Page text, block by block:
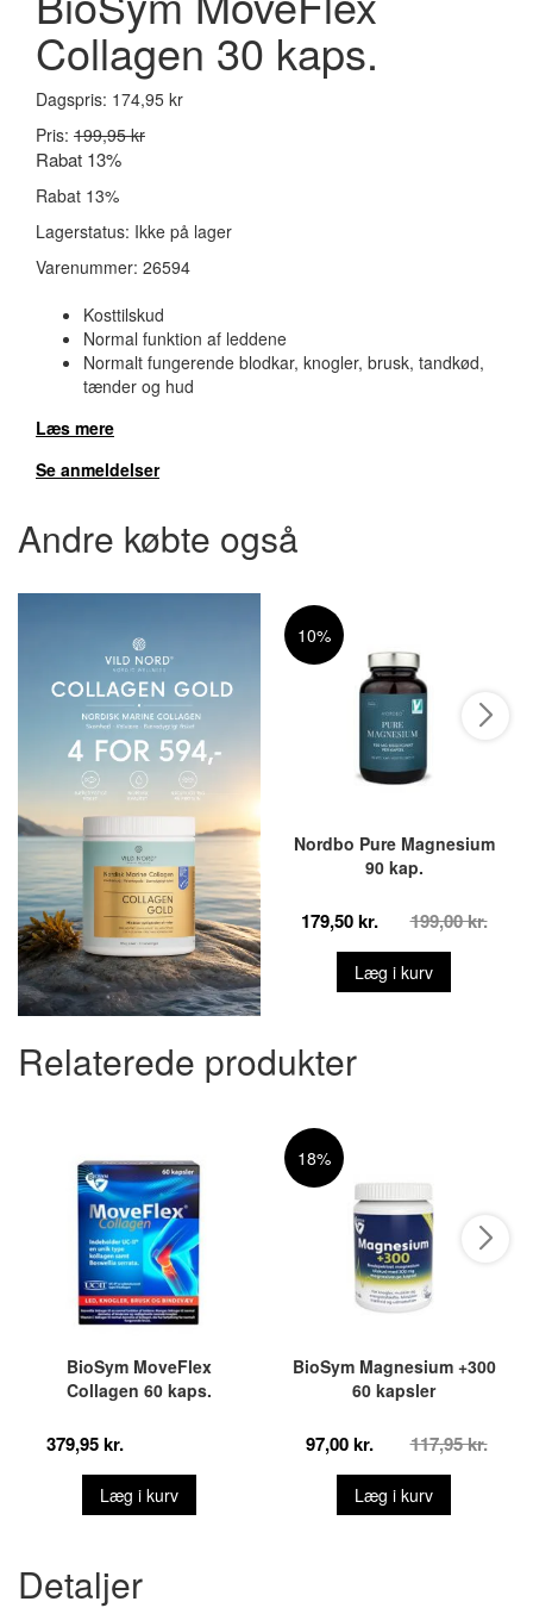
Collagen 30 kaps.
Dagspris: 174,95 kr
Pris: 199,95 kr
Rabat 13%
Rabat 13%
Lagerstatus: Ikke på lager
Varenummer: 26594
Kosttilskud
Normal funktion af leddene
Normalt fungerende blodkar, knogler, brusk, tandkød,
tænder og hud
Læs mere
Se anmeldelser
Andre købte også
10%
Nordbo Pure Magnesium
90 kap.
179,50 kr. 199,00 kr.
Læg i kurv
Relaterede produkter
BioSym MoveFlex
Collagen 60 kaps.
379,95 kr.
Læg i kurv
18%
BioSym Magnesium +300
60 kapsler
97,00 kr. 117,95 kr.
Læg i kurv
Detaljer